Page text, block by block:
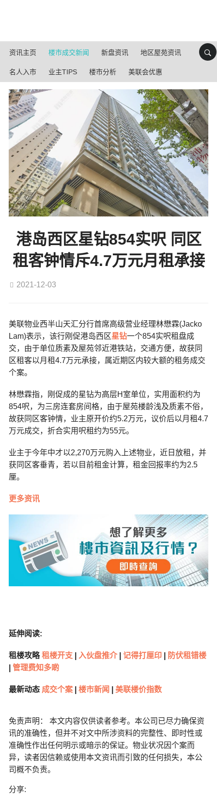
资讯主页 楼市成交新闻 新盘资讯 地区屋苑资讯
名人入市 业主TIPS 楼市分析 美联会优惠
港岛西区星钻854实呎 同区
租客钟情斥4.7万元月租承接
2021-12-03
美联物业西半山天汇分行首席高级营业经理林懋霖(Jacko
Lam)表示，该行刚促港岛西区星钻一个854实呎租盘成
交，由于单位质素及屋苑邻近港铁站，交通方便，故获同
区租客以月租4.7万元承接，属近期区内较大额的租务成交
个案。
林懋霖指，刚促成的星钻为高层H室单位，实用面积约为
854呎，为三房连套房间格，由于屋苑楼龄浅及质素不俗，
故获同区客钟情，业主原开价约5.2万元，议价后以月租4.7
万元成交，折合实用呎租约为55元。
业主于今年中才以2,270万元购入上述物业，近日放租，并
获同区客垂青，若以目前租金计算，租金回报率约为2.5
厘。
更多资讯
延伸阅读:
租楼攻略租楼开支 入伙盘推介 记得打厘印
防伏租错楼
管理费知多啲
最新动态 成交个案 楼市新闻 美联楼价指数
免责声明： 本文内容仅供读者参考。本公司已尽力确保资
讯的准确性，但并不对文中所涉资料的完整性、即时性或
准确性作出任何明示或暗示的保证。物业状况因个案而
异，读者因信赖或使用本文资讯而引致的任何损失，本公
司概不负责。
分享: